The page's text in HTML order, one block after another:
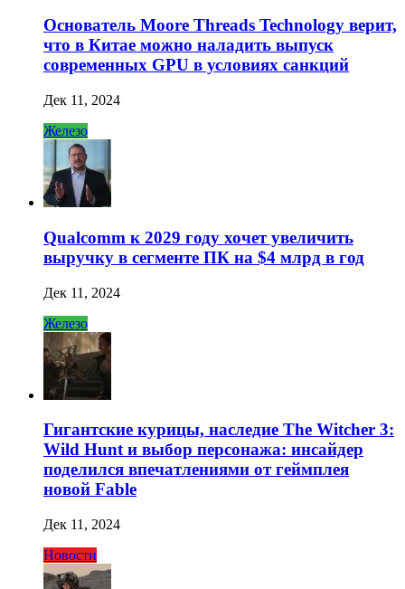
Основатель Moore Threads Technology верит,
что в Китае можно наладить выпуск
современных GPU в условиях санкций
Дек 11, 2024
Железо
Qualcomm к 2029 году хочет увеличить
выручку в сегменте ПК на $4 млрд в год
Дек 11, 2024
Железо
Гигантские курицы, наследие The Witcher 3:
Wild Hunt и выбор персонажа: инсайдер
поделился впечатлениями от геймплея
новой Fable
Дек 11, 2024
Новости